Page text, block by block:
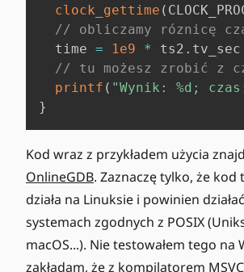
clock_gettime (
// obliczamy róznicę
  time
= 1e9 * ts2 . tv_sec
// tu możesz zrobić z
printf ( "Wynik: %d;
}
Kod wraz z przykładem użycia
OnlineGDB. Zaznaczę tylko, że kod
działa na Linuksie i powinien
systemach zgodnych z POSIX
macOS...). Nie testowałem tego na
zakładam, że z kompilatorem